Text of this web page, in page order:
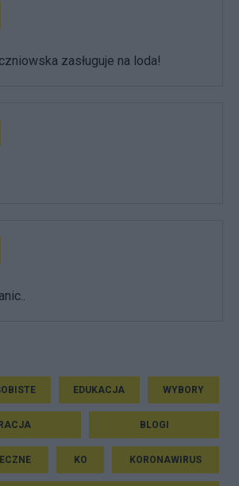
zasługuje na loda!
EDUKACJA WYBORY
BLOGI
KO KORONAWIRUS